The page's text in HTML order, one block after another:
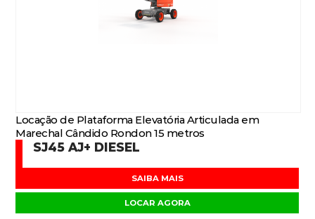
Locação de Plataforma Elevatória Articulada em
Marechal Cândido Rondon 15 metros
SJ45 AJ+ DIESEL
SAIBA MAIS
LOCAR AGORA